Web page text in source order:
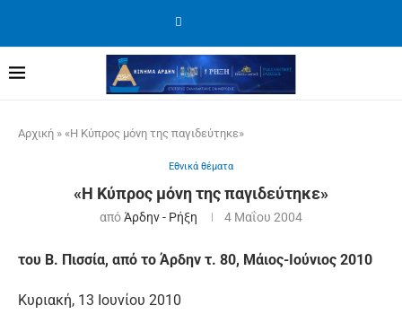
Αρχική » «Η Κύπρος μόνη της παγιδεύτηκε»
Εθνικά θέματα
«Η Κύπρος μόνη της παγιδεύτηκε»
απόΆρδην - Ρήξη 4 Μαΐου 2004
του Β. Πισσία, από το Άρδην τ. 80, Μάιος-Ιούνιος 2010
Κυριακή, 13 Ιουνίου 2010